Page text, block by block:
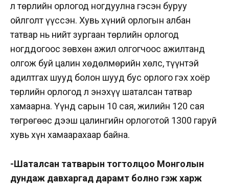
л төрлийн орлогод ногдуулна гэсэн буруу
ойлголт үүссэн. Хувь хүний орлогын албан
татвар нь нийт зургаан төрлийн орлогод
ногддогоос зөвхөн ажил олгогчоос ажилтанд
олгож буй цалин хөдөлмөрийн хөлс, түүнтэй
адилтгах шууд болон шууд бус орлого гэх хоёр
төрлийн орлогод л энэхүү шаталсан татвар
хамаарна. Үүнд сарын 10 сая, жилийн 120 сая
төгрөгөөс дээш цалингийн орлоготой 1300 гаруй
хувь хүн хамаарахаар байна.
-Шаталсан татварын тогтолцоо Монголын
дундаж давхаргад дарамт болно гэж харж